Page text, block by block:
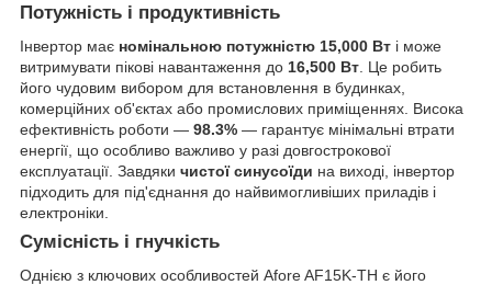
Потужність і продуктивність
Інвертор має номінальною потужністю 15,000 Вт і може
витримувати пікові навантаження до 16,500 Вт. Це робить
його чудовим вибором для встановлення в будинках,
комерційних об'єктах або промислових приміщеннях. Висока
ефективність роботи — 98.3% — гарантує мінімальні втрати
енергії, що особливо важливо у разі довгострокової
експлуатації. Завдяки чистої синусоїди на виході, інвертор
підходить для під'єднання до найвимогливіших приладів і
електроніки.
Сумісність і гнучкість
Однією з ключових особливостей Afore AF15K-TH є його